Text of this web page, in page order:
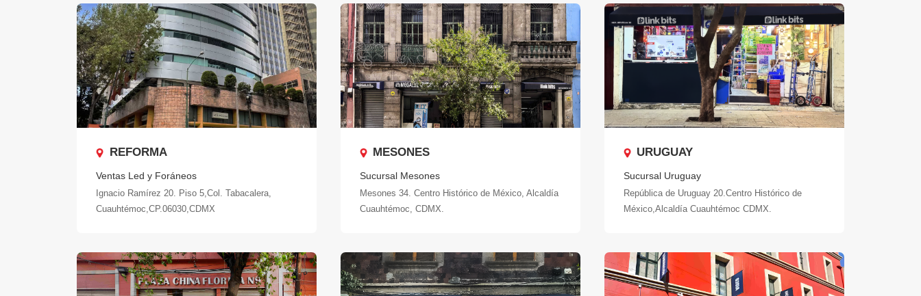
REFORMA
Ventas Led y Foráneos
Ignacio Ramírez 20. Piso 5,Col. Tabacalera,
Cuauhtémoc,CP.06030,CDMX
MESONES
Sucursal Mesones
Mesones 34. Centro Histórico de México, Alcaldía
Cuauhtémoc, CDMX.
URUGUAY
Sucursal Uruguay
República de Uruguay 20.Centro Histórico de
México,Alcaldía Cuauhtémoc CDMX.